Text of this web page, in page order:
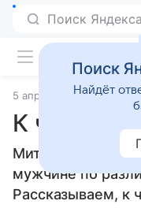
Поиск Яндекса
5 апреля 2010 Сонники
К чему
Митрополит:
мужчине по
Рассказываем, к
Поиск
Найдёт